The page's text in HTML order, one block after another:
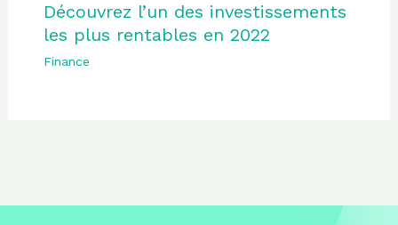
Découvrez l’un des investissements
les plus rentables en 2022
Finance